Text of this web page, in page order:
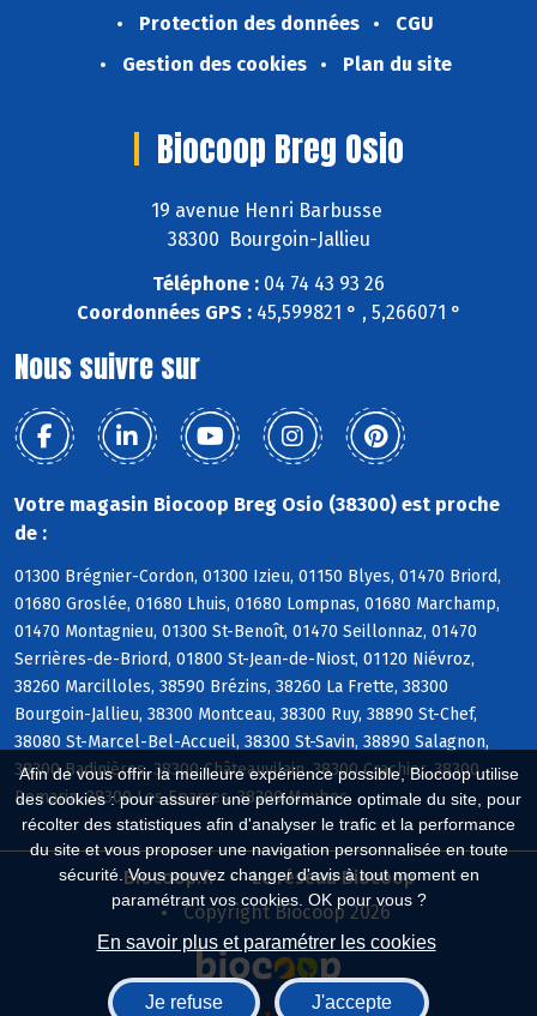
Afin de vous offrir la meilleure expérience possible, Biocoop utilise
des cookies : pour assurer une performance optimale du site, pour
récolter des statistiques afin d'analyser le trafic et la performance
du site et vous proposer une navigation personnalisée en toute
sécurité. Vous pouvez changer d'avis à tout moment en
paramétrant vos cookies. OK pour vous ?
En savoir plus et paramétrer les cookies
Je refuse J'accepte
Protection des données
CGU
Gestion des cookies
Plan du site
Biocoop Breg Osio
19 avenue Henri Barbusse
38300 Bourgoin-Jallieu
Téléphone : 04 74 43 93 26
Coordonnées GPS :45,599821 ° , 5,266071 °
Nous suivre sur
Votre magasin Biocoop Breg Osio (38300) est proche
de :
01300 Brégnier-Cordon, 01300 Izieu, 01150 Blyes, 01470 Briord,
01680 Groslée, 01680 Lhuis, 01680 Lompnas, 01680 Marchamp,
01470 Montagnieu, 01300 St-Benoît, 01470 Seillonnaz, 01470
Serrières-de-Briord, 01800 St-Jean-de-Niost, 01120 Niévroz,
38260 Marcilloles, 38590 Brézins, 38260 La Frette, 38300
Bourgoin-Jallieu, 38300 Montceau, 38300 Ruy, 38890 St-Chef,
38080 St-Marcel-Bel-Accueil, 38300 St-Savin, 38890 Salagnon,
38300 Badinières, 38300 Châteauvilain, 38300 Crachier, 38300
Domarin, 38300 Les Eparres, 38300 Maubec
Biocoop.fr
Le réseau Biocoop
Copyright Biocoop 2026